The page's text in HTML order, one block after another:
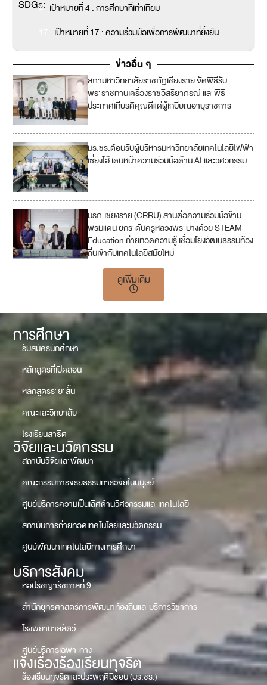
SDGs:
4 เป้าหมายที่ 4 : การศึกษาที่เท่าเทียม
เป้าหมายที่ 17 : ความร่วมมือเพื่อการพัฒนาที่ยั่งยืน
ข่าวอื่น ๆ
สภามหาวิทยาลัยราชภัฏเชียงราย จัดพิธีรับ
พระราชทานเครื่องราชอิสริยาภรณ์ และพิธี
ประกาศเกียรติคุณดีแด่ผู้เกษียณอายุราชการ
มร.ชร.ต้อนรับผู้บริหารมหาวิทยาลัยเทคโนโลยีไฟฟ้า
เซี่ยงไฮ้ เดินหน้าความร่วมมือด้าน AI และวิศวกรรม
มรภ.เชียงราย (CRRU) สานต่อความร่วมมือข้าม
พรมแดน ยกระดับครูหลวงพระบางด้วย STEAM
Education ถ่ายทอดความรู้ เชื่อมโยงวัฒนธรรมท้อง
ถิ่นเข้ากับเทคโนโลยีสมัยใหม่
ดูเพิ่มเติม
การศึกษา
รับสมัครนักศึกษา
หลักสูตรที่เปิดสอน
หลักสูตรระยะสั้น
คณะและวิทยาลัย
โรงเรียนสาธิต
วิจัยและนวัตกรรม
สถาบันวิจัยและพัฒนา
คณะกรรมการจริยธรรมการวิจัยในมนุษย์
ศูนย์บริการความเป็นเลิศด้านวิศวกรรมและเทคโนโลยี
สถาบันการถ่ายทอดเทคโนโลยีและนวัตกรรม
ศูนย์พัฒนาเทคโนโลยีทางการศึกษา
บริการสังคม
หอปรัชญารัชกาลที่ 9
สำนักยุทธศาสตร์การพัฒนาท้องถิ่นและบริการวิชาการ
โรงพยาบาลสัตว์
ศูนย์บริการเฉพาะทาง
แจ้งเรื่องร้องเรียนทุจริต
ร้องเรียนทุจริตและประพฤติมิชอบ (มร.ชร.)